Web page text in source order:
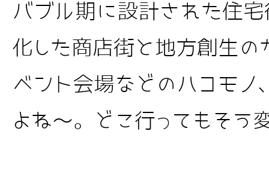
バブル期に設計された住
化した商店街と地方創生
ベント会場などのハコモ
よね～。どこ行ってもそう